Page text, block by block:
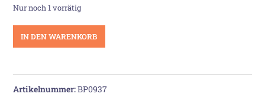
Nur noch 1 vorrätig
σε
Menge
IN DEN WARENKORB
Artikelnummer:BP0937